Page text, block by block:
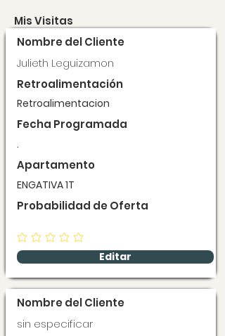
Mis Visitas
Nombre del Cliente
Julieth Leguizamon
Retroalimentación
Retroalimentacion
Fecha Programada
.
Apartamento
ENGATIVA 1T
Probabilidad de Oferta
Editar
Nombre del Cliente
sin especificar